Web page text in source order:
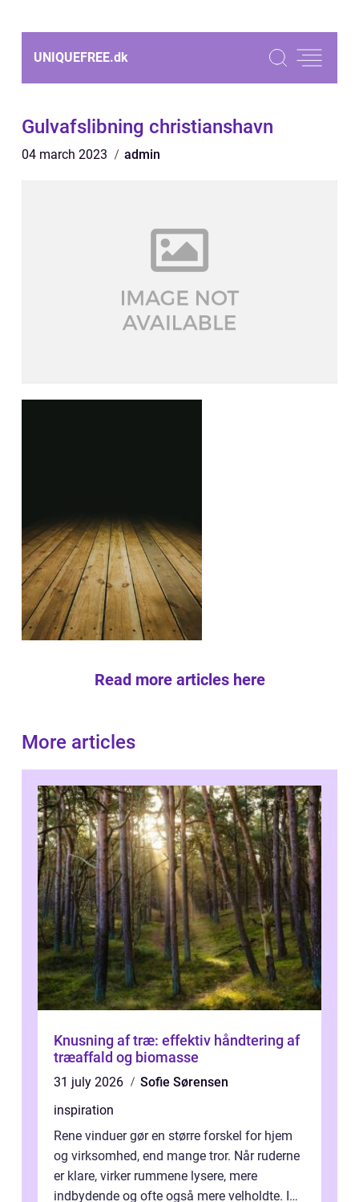
UNIQUEFREE.dk
Gulvafslibning christianshavn
04 march 2023 admin
Read more articles here
More articles
Knusning af træ: effektiv håndtering af
træaffald og biomasse
31 july 2026
Sofie Sørensen
inspiration
Rene vinduer gør en større forskel for hjem
og virksomhed, end mange tror. Når ruderne
er klare, virker rummene lysere, mere
indbydende og ofte også mere velholdte. I